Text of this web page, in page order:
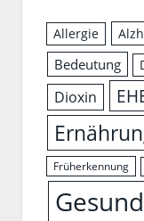
Allergie
Bedeutung
Dioxin
Früherkennung